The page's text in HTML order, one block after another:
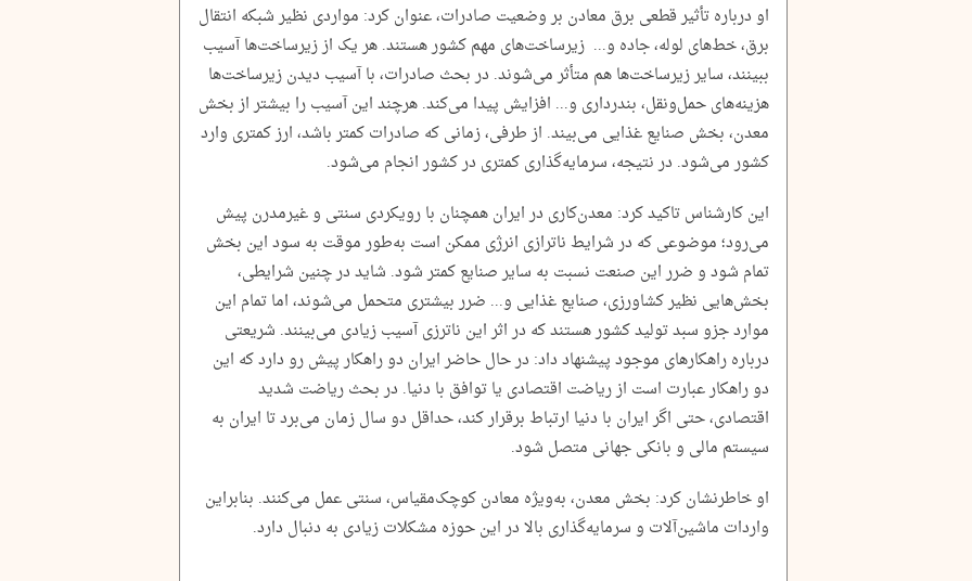
او درباره تأثیر قطعی برق معادن بر وضعیت صادرات، عنوان کرد: مواردی نظیر شبکه انتقال
برق، خط‌های لوله، جاده و... زیرساخت‌های مهم‌ کشور هستند. هر یک از زیرساخت‌ها آسیب
ببینند، سایر زیرساخت‌ها هم متأثر می‌شوند. در بحث صادرات، با آسیب دیدن زیرساخت‌ها
هزینه‌های حمل‌ونقل، بندر‌داری و... افزایش پیدا می‌کند. هرچند این آسیب را بیشتر از بخش
معدن، بخش صنایع غذایی می‌بیند. از طرفی، زمانی که صادرات کمتر باشد، ارز کمتری وارد
کشور می‌شود. در نتیجه، سرمایه‌گذاری کمتری در کشور انجام می‌شود.
این کارشناس تاکید کرد: معدن‌کاری در ایران همچنان با رویکردی سنتی و غیرمدرن پیش
می‌رود؛ موضوعی که در شرایط ناترازی انرژی ممکن است به‌طور موقت به سود این بخش
تمام شود و‌ ضرر این صنعت نسبت به سایر صنایع کمتر شود. شاید در چنین شرایطی،
بخش‌هایی نظیر کشاورزی، صنایع غذایی و...‌ ضرر بیشتری متحمل می‌شوند، اما تمام این
موارد جزو سبد تولید کشور هستند که در اثر این ناترزی آسیب زیادی می‌بینند. شریعتی
درباره راهکارهای موجود پیشنهاد داد: در حال حاضر ایران دو راهکار پیش‌ رو‌ دارد که این
دو راهکار عبارت است از ریاضت اقتصادی یا توافق با دنیا. در بحث ریاضت شدید
اقتصادی، حتی اگر ایران با دنیا ارتباط برقرار کند، حداقل دو سال زمان می‌برد تا ایران به
سیستم مالی و بانکی جهانی متصل شود.
او خاطرنشان کرد: بخش معدن، به‌ویژه معادن کوچک‌مقیاس، سنتی عمل می‌کنند. بنابراین
واردات ماشین‌آلات و سرمایه‌گذاری بالا در این حوزه مشکلات زیادی به‌ دنبال دارد.